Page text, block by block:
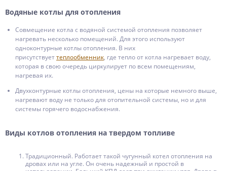
Водяные котлы для отопления
Совмещение котла с водяной системой отопления позволяет
нагревать несколько помещений. Для этого используют
одноконтурные котлы отопления. В них
присутствуеттеплообменник, где тепло от котла нагревает воду,
которая в свою очередь циркулирует по всем помещениям,
нагревая их.
Двухконтурные котлы отопления, цены на которые немного выше,
нагревают воду не только для отопительной системы, но и для
системы горячего водоснабжения.
Виды котлов отопления на твердом топливе
Традиционный. Работает такой чугунный котел отопления на
дровах или на угле. Он очень надежный и простой в